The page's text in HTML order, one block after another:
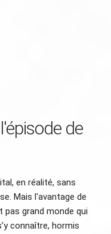
de
en réalité, sans
Mais l'avantage de
pas grand monde qui
connaître, hormis